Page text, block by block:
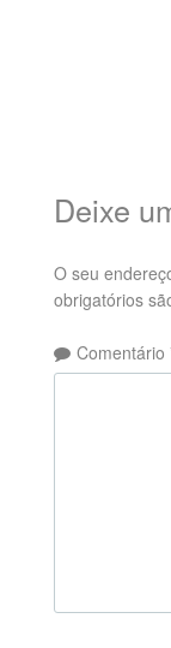
Deixe
O seu
obrigatórios
Comentário